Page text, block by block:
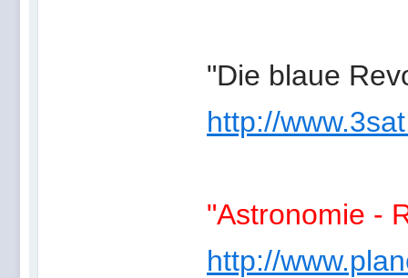
"Die blaue
http://
"Astronomie -
http://